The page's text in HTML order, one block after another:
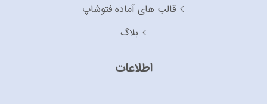
قالب های آماده فتوشاپ
بلاگ
اطلاعات